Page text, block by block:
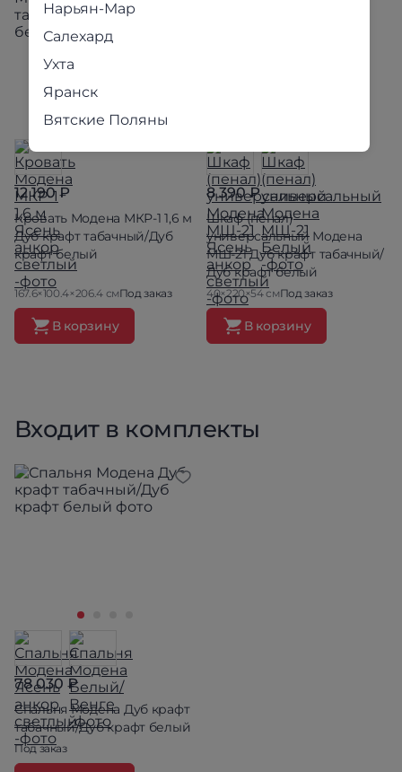
12 190 ₽
Кровать Модена МКР-1 1,6 м
Дуб крафт табачный/Дуб
крафт белый
167.6×100.4×206.4 смПод заказ
В корзину
8 390 ₽
Шкаф (пенал)
универсальный Модена
МШ-21 Дуб крафт табачный/
Дуб крафт белый
40×220×54 смПод заказ
В корзину
Входит в комплекты
78 030 ₽
Спальня Модена Дуб крафт
табачный/Дуб крафт белый
Под заказ
Нарьян-Мар
Салехард
Ухта
Яранск
Вятские Поляны